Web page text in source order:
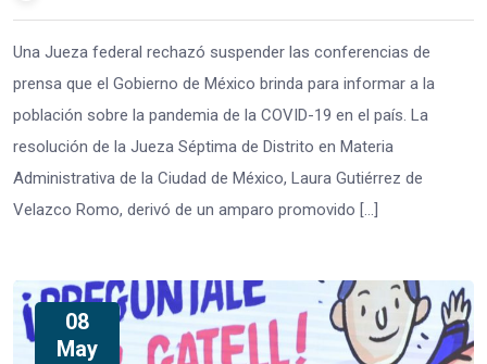
Una Jueza federal rechazó suspender las conferencias de
prensa que el Gobierno de México brinda para informar a la
población sobre la pandemia de la COVID-19 en el país. La
resolución de la Jueza Séptima de Distrito en Materia
Administrativa de la Ciudad de México, Laura Gutiérrez de
Velazco Romo, derivó de un amparo promovido […]
08
May